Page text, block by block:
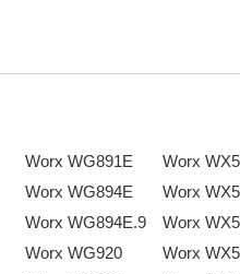
Worx WG891E
Worx
Worx WG894E
Worx
Worx WG894E.9
Worx
Worx WG920
Worx